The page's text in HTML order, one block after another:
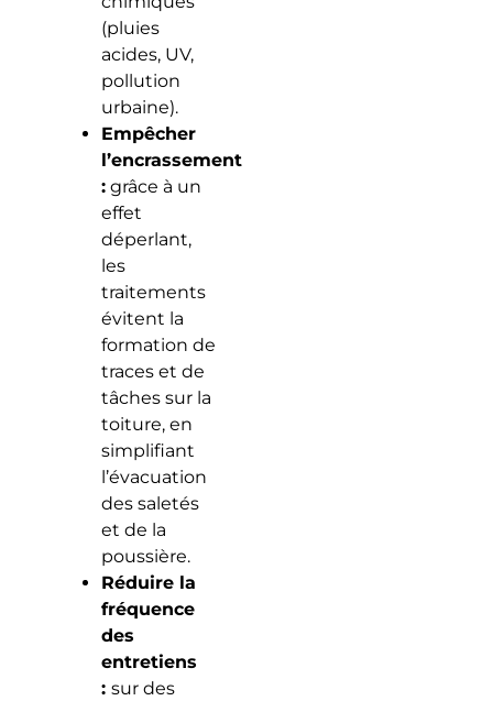
(pluies
acides, UV,
pollution
urbaine).
Empêcher
l’encrassement
:grâce à un
effet
déperlant,
les
traitements
évitent la
formation de
traces et de
tâches sur la
toiture, en
simplifiant
l’évacuation
des saletés
et de la
poussière.
Réduire la
fréquence
des
entretiens
: sur des